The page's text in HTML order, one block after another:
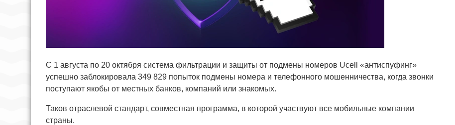
С 1 августа по 20 октября система фильтрации и защиты от подмены номеров Ucell «антиспуфинг»
успешно заблокировала 349 829 попыток подмены номера и телефонного мошенничества, когда звонки
поступают якобы от местных банков, компаний или знакомых.
Таков отраслевой стандарт, совместная программа, в которой участвуют все мобильные компании
страны.